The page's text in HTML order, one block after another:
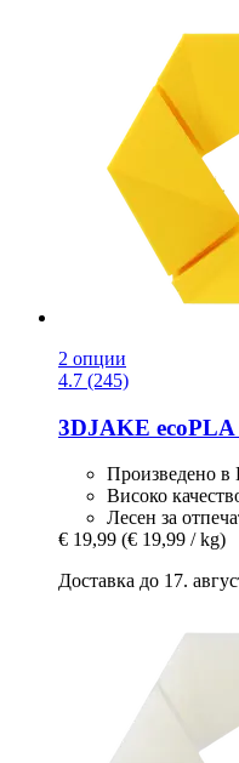
2 опции
4.7 (245)
3DJAKE
Произведено в
Високо
Лесен за
€ 19,99 (€ 19,99 / kg)
Доставка до 17.